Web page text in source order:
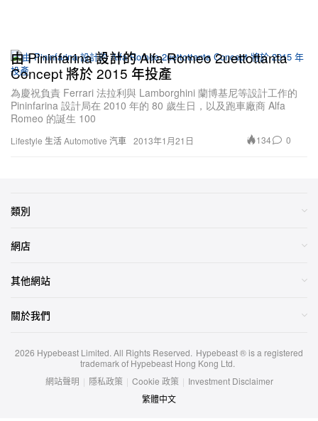
Lifestyle 生活Automotive 汽車
由 Pininfarina 設計的 Alfa Romeo 2uettottanta
Concept 將於 2015 年投產
為慶祝負責 Ferrari 法拉利與 Lamborghini 蘭博基尼等設計工作的
Pininfarina 設計局在 2010 年的 80 歲生日，以及跑車廠商 Alfa
Romeo 的誕生 100
2013年1月21日 134 0
類別
網店
其他網站
關於我們
2026 Hypebeast Limited. All Rights Reserved. Hypebeast ® is a registered
trademark of Hypebeast Hong Kong Ltd.
網站聲明 | 隱私政策 | Cookie 政策 | Investment Disclaimer
繁體中文